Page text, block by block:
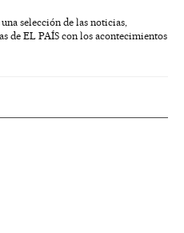
selección de las noticias,
de EL PAÍS con los acontecimientos